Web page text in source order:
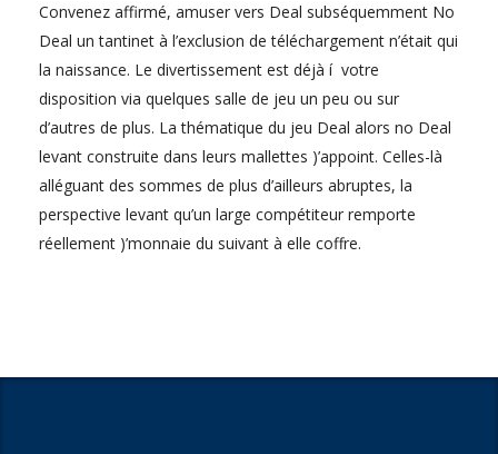
Convenez affirmé, amuser vers Deal subséquemment No
Deal un tantinet à l’exclusion de téléchargement n’était qui
la naissance. Le divertissement est déjà í votre
disposition via quelques salle de jeu un peu ou sur
d’autres de plus. La thématique du jeu Deal alors no Deal
levant construite dans leurs mallettes )’appoint. Celles-là
alléguant des sommes de plus d’ailleurs abruptes, la
perspective levant qu’un large compétiteur remporte
réellement )’monnaie du suivant à elle coffre.